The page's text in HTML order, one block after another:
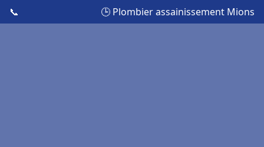
📞 🕒 Plombier assainissement Mions